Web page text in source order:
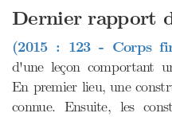
Dernier rapport
(2015 : 123 - Corps
d'une leçon comportant
En premier lieu, une
connue. Ensuite, les